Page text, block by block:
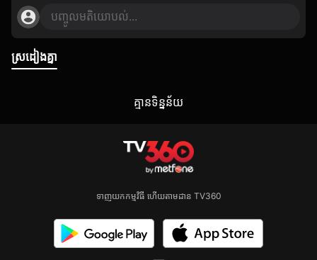
បញ្ចូលមតិយោបល់...
ស្រដៀងគ្នា
គ្មាន​ទិន្នន័យ
ទាញយកកម្មវិធី ហើយតាមដាន TV360